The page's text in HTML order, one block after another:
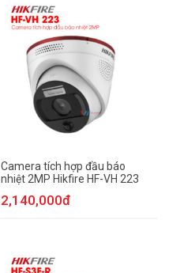
Camera tích hợp đầu báo
nhiệt 2MP Hikfire HF-VH 223
2,140,000đ